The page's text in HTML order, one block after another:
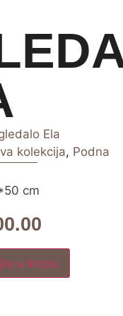
Ela
kolekcija, Podna
cm
u korpu